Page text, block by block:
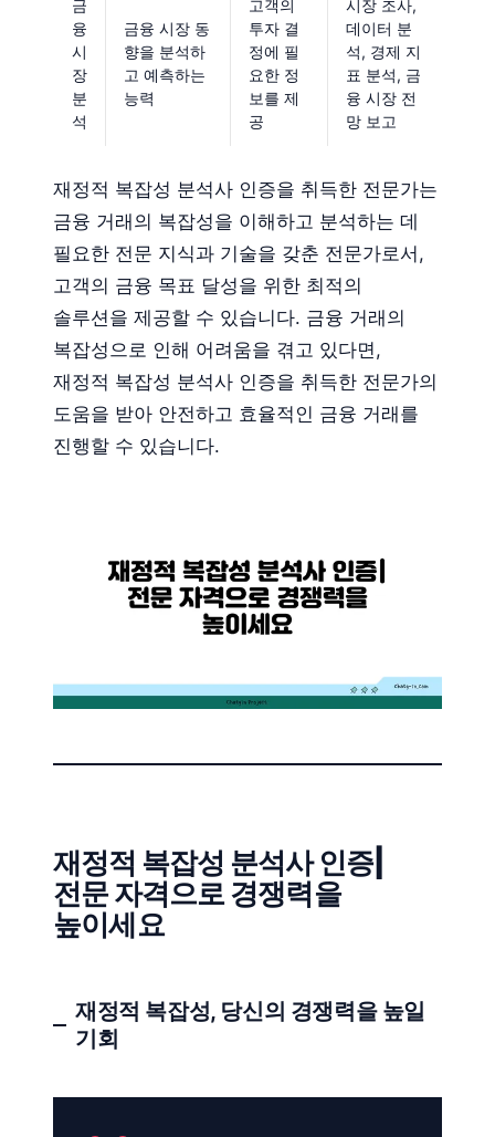
금
융
시
장
분
석
금융 시장 동
향을 분석하
고 예측하는
능력
고객의
투자 결
정에 필
요한 정
보를 제
공
시장 조사,
데이터 분
석, 경제 지
표 분석, 금
융 시장 전
망 보고
재정적 복잡성 분석사 인증을 취득한 전문가는
금융 거래의 복잡성을 이해하고 분석하는 데
필요한 전문 지식과 기술을 갖춘 전문가로서,
고객의 금융 목표 달성을 위한 최적의
솔루션을 제공할 수 있습니다. 금융 거래의
복잡성으로 인해 어려움을 겪고 있다면,
재정적 복잡성 분석사 인증을 취득한 전문가의
도움을 받아 안전하고 효율적인 금융 거래를
진행할 수 있습니다.
재정적 복잡성 분석사 인증|
전문 자격으로 경쟁력을
높이세요
재정적 복잡성, 당신의 경쟁력을 높일
기회